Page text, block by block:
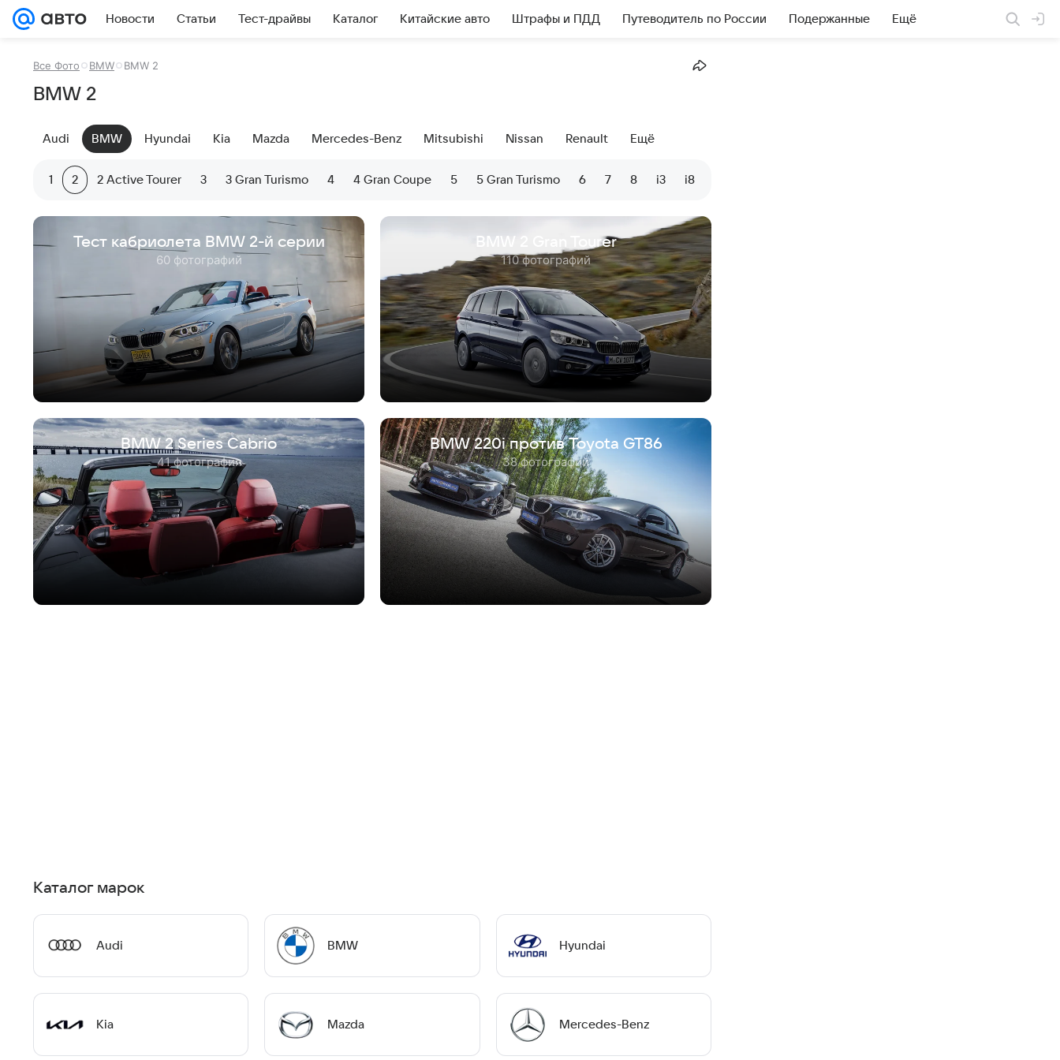
Новости Статьи Тест-драйвы Каталог Китайские авто Штрафы и ПДД Путеводитель по России Подержанные Ещё
Все Фото BMW BMW 2
BMW 2
Audi BMW Hyundai Kia Mazda Mercedes-Benz Mitsubishi Nissan Renault Ещё
1 2 2 Active Tourer 3 3 Gran Turismo 4 4 Gran Coupe 5 5 Gran Turismo 6 7 8 i3 i8
Тест кабриолета BMW 2-й серии
60 фотографий
BMW 2 Gran Tourer
110 фотографий
BMW 2 Series Cabrio
41 фотография
BMW 220i против Toyota GT86
38 фотографий
Каталог марок
Audi BMW Hyundai
Kia Mazda Mercedes-Benz